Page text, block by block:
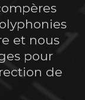
et nous
pour
de